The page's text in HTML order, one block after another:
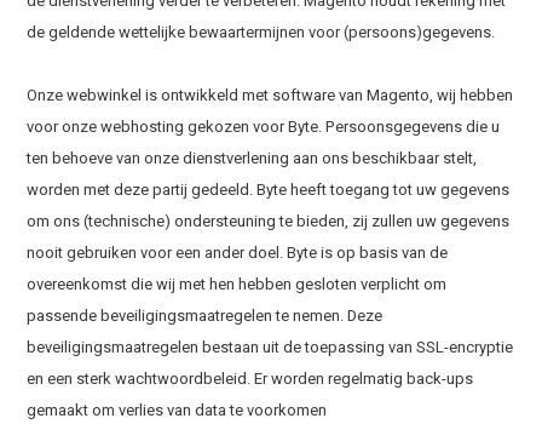
de geldende wettelijke bewaartermijnen voor (persoons)gegevens.
Onze webwinkel is ontwikkeld met software van Magento, wij hebben
voor onze webhosting gekozen voor Byte. Persoonsgegevens die u
ten behoeve van onze dienstverlening aan ons beschikbaar stelt,
worden met deze partij gedeeld. Byte heeft toegang tot uw gegevens
om ons (technische) ondersteuning te bieden, zij zullen uw gegevens
nooit gebruiken voor een ander doel. Byte is op basis van de
overeenkomst die wij met hen hebben gesloten verplicht om
passende beveiligingsmaatregelen te nemen. Deze
beveiligingsmaatregelen bestaan uit de toepassing van SSL-encryptie
en een sterk wachtwoordbeleid. Er worden regelmatig back-ups
gemaakt om verlies van data te voorkomen